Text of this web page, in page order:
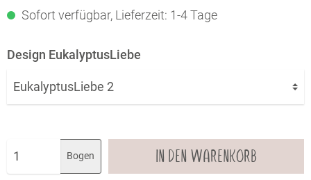
Sofort verfügbar, Lieferzeit: 1-4 Tage
Design EukalyptusLiebe
Bogen IN DEN WARENKORB